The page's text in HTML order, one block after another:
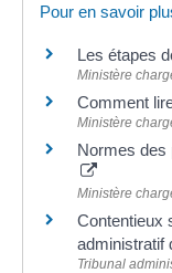
Pour en savoir
Les étapes
Ministère
Comment
Ministère
Normes des
Ministère
Contentieux
administratif
Tribunal